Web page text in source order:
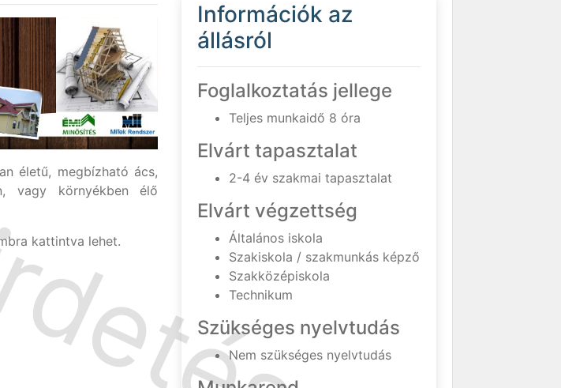
életű, megbízható ács,
vagy környékben élő
kattintva lehet.
Információk az
állásról
Foglalkoztatás jellege
Teljes munkaidő 8 óra
Elvárt tapasztalat
2-4 év szakmai tapasztalat
Elvárt végzettség
Általános iskola
Szakiskola / szakmunkás képző
Szakközépiskola
Technikum
Szükséges nyelvtudás
Nem szükséges nyelvtudás